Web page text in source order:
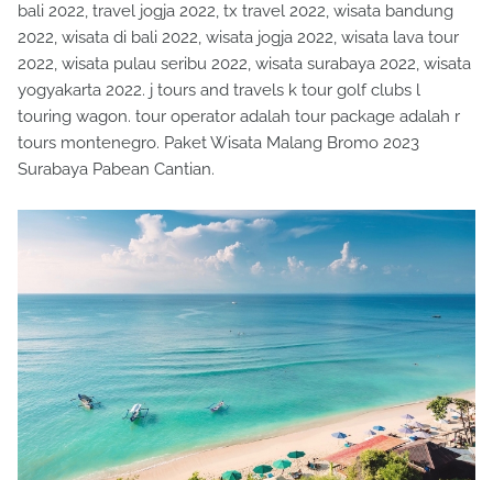
bali 2022, travel jogja 2022, tx travel 2022, wisata bandung
2022, wisata di bali 2022, wisata jogja 2022, wisata lava tour
2022, wisata pulau seribu 2022, wisata surabaya 2022, wisata
yogyakarta 2022. j tours and travels k tour golf clubs l
touring wagon. tour operator adalah tour package adalah r
tours montenegro. Paket Wisata Malang Bromo 2023
Surabaya Pabean Cantian.